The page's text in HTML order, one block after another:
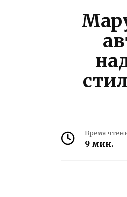
Время
9 мин.